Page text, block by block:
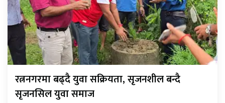
रत्ननगरमा बढ्दै युवा सक्रियता, सृजनशील बन्दै
सृजनसिल युवा समाज